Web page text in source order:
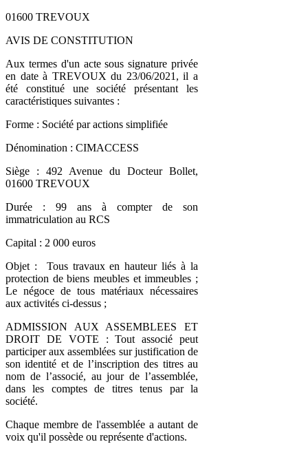
01600 TREVOUX
AVIS DE CONSTITUTION
Aux termes d'un acte sous signature privée
en date à TREVOUX du 23/06/2021, il a
été constitué une société présentant les
caractéristiques suivantes :
Forme : Société par actions simplifiée
Dénomination : CIMACCESS
Siège : 492 Avenue du Docteur Bollet,
01600 TREVOUX
Durée : 99 ans à compter de son
immatriculation au RCS
Capital : 2 000 euros
Objet : Tous travaux en hauteur liés à la
protection de biens meubles et immeubles ;
Le négoce de tous matériaux nécessaires
aux activités ci-dessus ;
ADMISSION AUX ASSEMBLEES ET
DROIT DE VOTE : Tout associé peut
participer aux assemblées sur justification de
son identité et de l’inscription des titres au
nom de l’associé, au jour de l’assemblée,
dans les comptes de titres tenus par la
société.
Chaque membre de l'assemblée a autant de
voix qu'il possède ou représente d'actions.